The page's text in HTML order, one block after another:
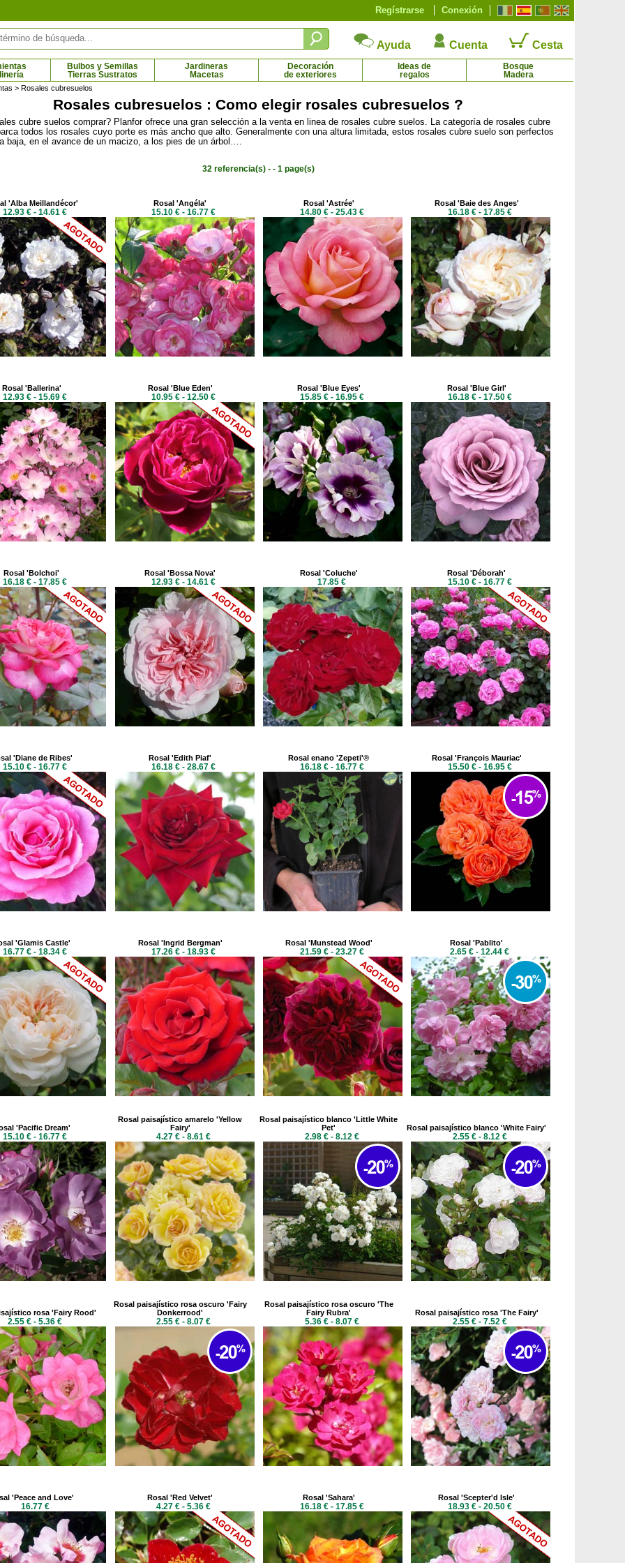
Conexión
Regístrarse
Ayuda Cuenta Cesta
Bulbos y Semillas
Tierras Sustratos
Jardineras
Macetas
Decoración
de exteriores
Ideas de
regalos
Bosque
Madera
gato amarillo
€ - 6.44 €
Uva de gato blanco
2.02 € - 4.06 €
Verbena de Buenos Aires Verbena nodiflora cubresuelo herbácea
> Rosales cubresuelos
Rosales cubresuelos : Como elegir rosales cubresuelos ?
cubre suelos comprar? Planfor ofrece una gran selección a la venta en linea de rosales cubre suelos. La categoría de rosales cubre
todos los rosales cuyo porte es más ancho que alto. Generalmente con una altura limitada, estos rosales cubre suelo son perfectos
baja, en el avance de un macizo, a los pies de un árbol….
32 referencia(s) - - 1 page(s)
'Alba Meillandécor'
12.93 € - 14.61 €
Rosal 'Angéla'
15.10 € - 16.77 €
Rosal 'Astrée'
14.80 € - 25.43 €
Rosal 'Baie des Anges'
16.18 € - 17.85 €
Rosal 'Ballerina'
12.93 € - 15.69 €
Rosal 'Blue Eden'
10.95 € - 12.50 €
Rosal 'Blue Eyes'
15.85 € - 16.95 €
Rosal 'Blue Girl'
16.18 € - 17.50 €
Rosal 'Bolchoi'
16.18 € - 17.85 €
Rosal 'Bossa Nova'
12.93 € - 14.61 €
Rosal 'Coluche'
17.85 €
Rosal 'Déborah'
15.10 € - 16.77 €
'Diane de Ribes'
15.10 € - 16.77 €
Rosal 'Edith Piaf'
16.18 € - 28.67 €
Rosal enano 'Zepeti'®
16.18 € - 16.77 €
Rosal 'François Mauriac'
15.50 € - 16.95 €
'Glamis Castle'
16.77 € - 18.34 €
Rosal 'Ingrid Bergman'
17.26 € - 18.93 €
Rosal 'Munstead Wood'
21.59 € - 23.27 €
Rosal 'Pablito'
2.65 € - 12.44 €
'Pacific Dream'
15.10 € - 16.77 €
Rosal paisajístico amarelo 'Yellow
Fairy'
4.27 € - 8.61 €
Rosal paisajístico blanco 'Little White
Pet'
2.98 € - 8.12 €
Rosal paisajístico blanco 'White Fairy'
2.55 € - 8.12 €
rosa 'Fairy Rood'
2.55 € - 5.36 €
Rosal paisajístico rosa oscuro 'Fairy
Donkerrood'
2.55 € - 8.07 €
Rosal paisajístico rosa oscuro 'The
Fairy Rubra'
5.36 € - 8.07 €
Rosal paisajístico rosa 'The Fairy'
2.55 € - 7.52 €
'Peace and Love'
16.77 €
Rosal 'Red Velvet'
4.27 € - 5.36 €
Rosal 'Sahara'
16.18 € - 17.85 €
Rosal 'Scepter'd Isle'
18.93 € - 20.50 €